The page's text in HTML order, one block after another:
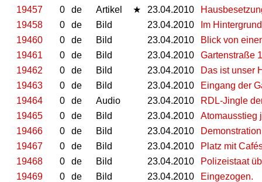
19457
0 de Artikel ★ 23.04.2010
19458
0 de Bild 23.04.2010
Im
19460
0 de Bild 23.04.2010
Blick von
19461
0 de Bild 23.04.2010
Gartenstraße
19462
0 de Bild 23.04.2010
Das ist unser
19463
0 de Bild 23.04.2010
Eingang der
19464
0 de Audio 23.04.2010
RDL-Jingle
19465
0 de Bild 23.04.2010
Atomausstieg
19466
0 de Bild 23.04.2010
19467
0 de Bild 23.04.2010
Platz mit
19468
0 de Bild 23.04.2010
Polizeistaat
19469
0 de Bild 23.04.2010 Eingezogen.